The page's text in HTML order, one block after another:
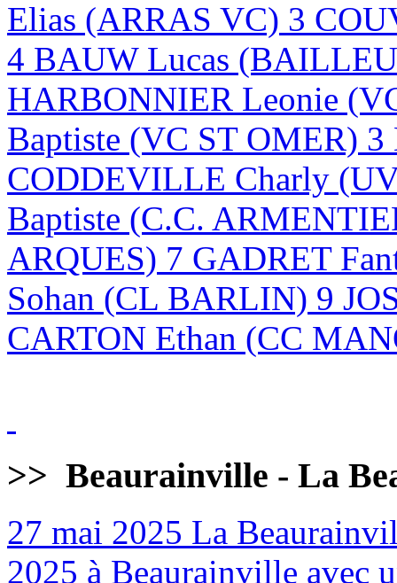
Elias (ARRAS VC) 3
4 BAUW Lucas
HARBONNIER Leonie
Baptiste (VC ST OMER)
CODDEVILLE Charly
Baptiste (C.C.
ARQUES) 7 GADRET
Sohan (CL BARLIN) 9
CARTON Ethan (CC
>> Beaurainville - La
27 mai 2025 La
2025 à Beaurainville avec